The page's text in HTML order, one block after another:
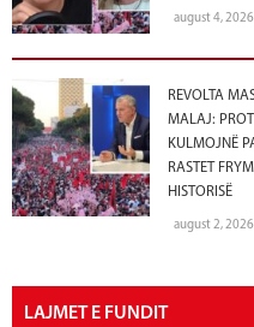
august 4, 2026
REVOLTA
MALAJ:
KULMOJNË
RASTET
HISTORISË
august 2, 2026
LAJMET E FUNDIT